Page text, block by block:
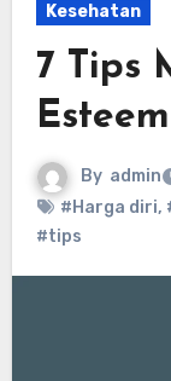
Kesehatan
7 Tips
By admin
#Harga diri,
#tips